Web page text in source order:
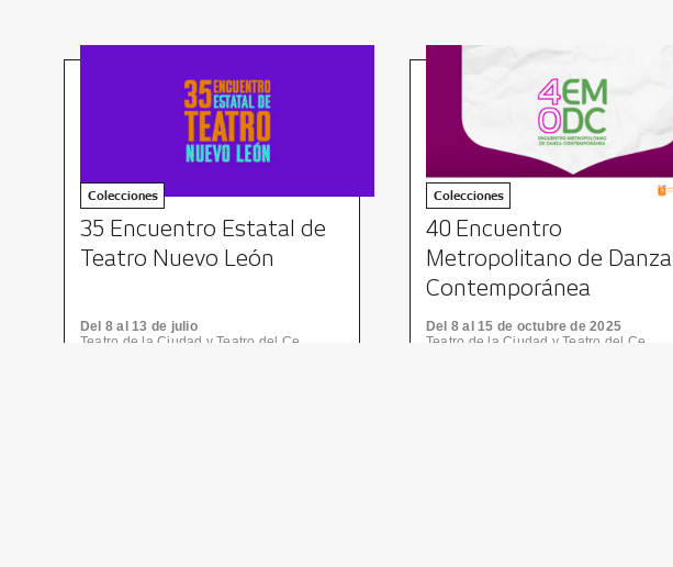
Colecciones
35 Encuentro Estatal de
Teatro Nuevo León
Del 8 al 13 de julio
Colecciones
40 Encuentro
Metropolitano de Danza
Contemporánea
Del 8 al 15 de octubre de 2025